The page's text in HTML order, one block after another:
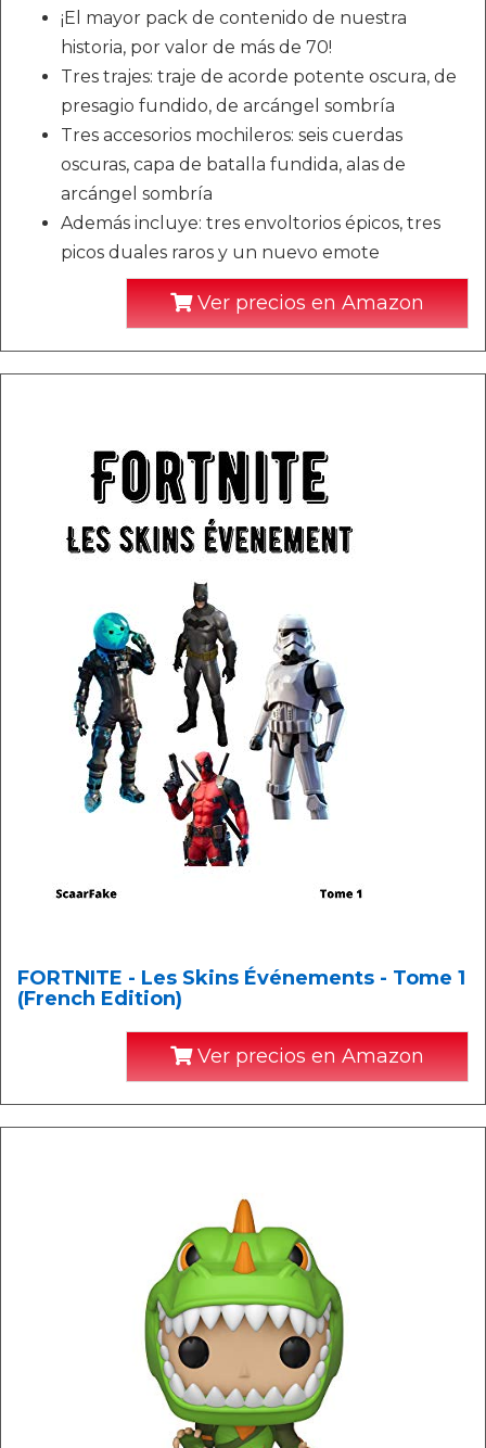
¡El mayor pack de contenido de nuestra
historia, por valor de más de 70!
Tres trajes: traje de acorde potente oscura, de
presagio fundido, de arcángel sombría
Tres accesorios mochileros: seis cuerdas
oscuras, capa de batalla fundida, alas de
arcángel sombría
Además incluye: tres envoltorios épicos, tres
picos duales raros y un nuevo emote
Ver precios en Amazon
FORTNITE - Les Skins Événements - Tome 1
(French Edition)
Ver precios en Amazon